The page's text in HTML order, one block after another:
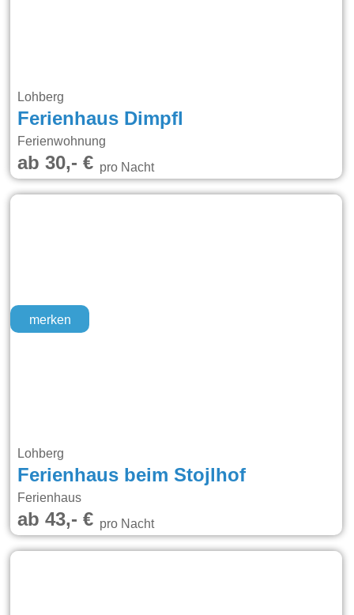
Lohberg
Ferienhaus Dimpfl
Ferienwohnung
ab 30,- €pro Nacht
merken
Lohberg
Ferienhaus beim Stojlhof
Ferienhaus
ab 43,- €pro Nacht